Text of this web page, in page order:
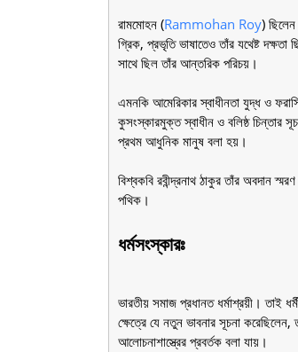
রামমোহন (Rammohan Roy)
গ্রিক, প্রভৃতি ভাষাতেও তাঁর যথেষ্ট
সাথে ছিল তাঁর আন্তরিক পরিচয়।
এমনকি আমেরিকার স্বাধীনতা যুদ্ধ ও
কুসংস্কারমুক্ত স্বাধীন ও বলিষ্ঠ চিন্তার
প্রথম আধুনিক মানুষ বলা হয়।
বিশ্বকবি রবীন্দ্রনাথ ঠাকুর তাঁর অবদান
পথিক।
ধর্মসংস্কারঃ
ভারতীয় সমাজ প্রধানত ধর্মাশ্রয়ী। তাই
ক্ষেত্রে যে নতুন ভাবনার সূচনা
আলোচনাশাস্ত্রের প্রবর্তক বলা যায়।